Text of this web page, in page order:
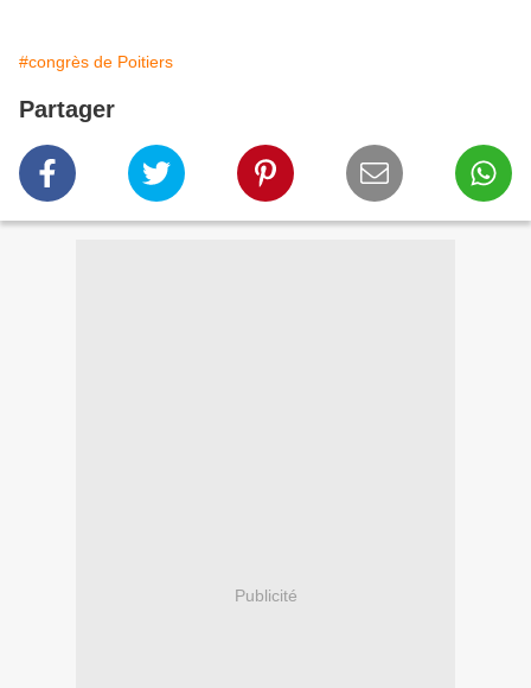
#congrès de Poitiers
Partager
Publicité